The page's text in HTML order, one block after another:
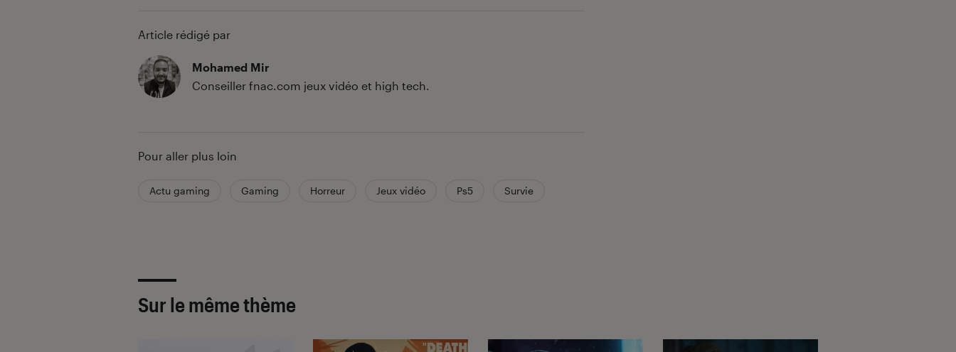
Article rédigé par
Mohamed Mir
Conseiller fnac.com jeux vidéo et high tech.
Pour aller plus loin
Actu gaming Gaming Horreur Jeux vidéo Ps5 Survie
Sur le même thème